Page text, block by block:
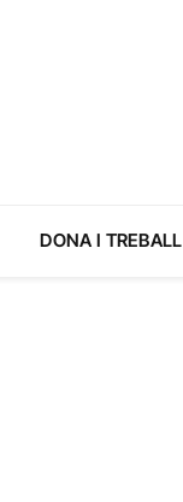
DONA I TREBALL